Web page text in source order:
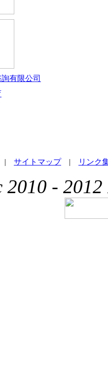
| サイトマップ| リンク
- 2012